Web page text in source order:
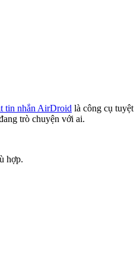
tin nhắn AirDroid là công cụ tuyệt
trò chuyện với ai.
hợp.